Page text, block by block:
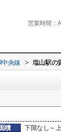
営業時間：
中央線 > 塩山駅の
積 下限なし～